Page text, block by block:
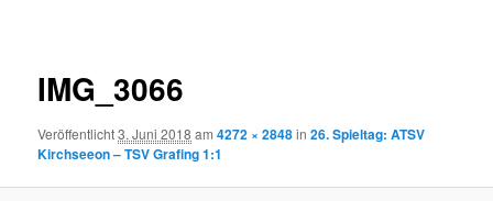
IMG_3066
Veröffentlicht3. Juni 2018 am4272 × 2848in26. Spieltag: ATSV
Kirchseeon – TSV Grafing 1:1